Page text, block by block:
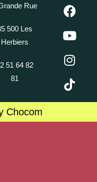
Rue
500 Les
Herbiers
51 64 82
81
Chocom